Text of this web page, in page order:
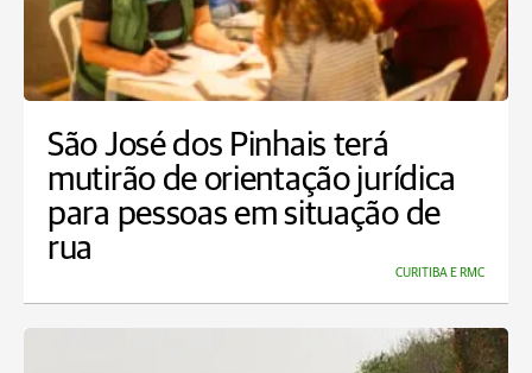
São José dos Pinhais terá
mutirão de orientação jurídica
para pessoas em situação de
rua
CURITIBA E RMC